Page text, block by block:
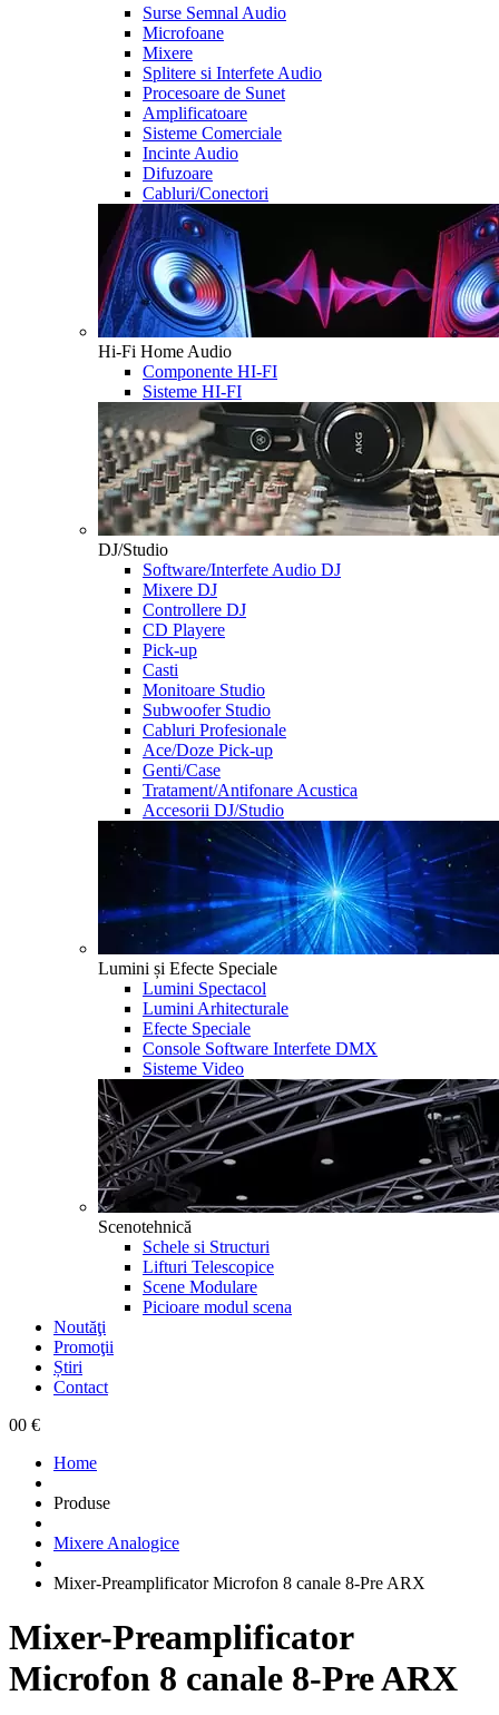
Surse Semnal Audio
Microfoane
Mixere
Splitere si Interfete Audio
Procesoare de Sunet
Amplificatoare
Sisteme Comerciale
Incinte Audio
Difuzoare
Cabluri/Conectori
Hi-Fi Home Audio
Componente HI-FI
Sisteme HI-FI
DJ/Studio
Software/Interfete Audio DJ
Mixere DJ
Controllere DJ
CD Playere
Pick-up
Casti
Monitoare Studio
Subwoofer Studio
Cabluri Profesionale
Ace/Doze Pick-up
Genti/Case
Tratament/Antifonare Acustica
Accesorii DJ/Studio
Lumini și Efecte Speciale
Lumini Spectacol
Lumini Arhitecturale
Efecte Speciale
Console Software Interfete DMX
Sisteme Video
Scenotehnică
Schele si Structuri
Lifturi Telescopice
Scene Modulare
Picioare modul scena
Noutăţi
Promoţii
Știri
Contact
00 €
Home
Produse
Mixere Analogice
Mixer-Preamplificator Microfon 8 canale 8-Pre ARX
Mixer-Preamplificator
Microfon 8 canale 8-Pre ARX